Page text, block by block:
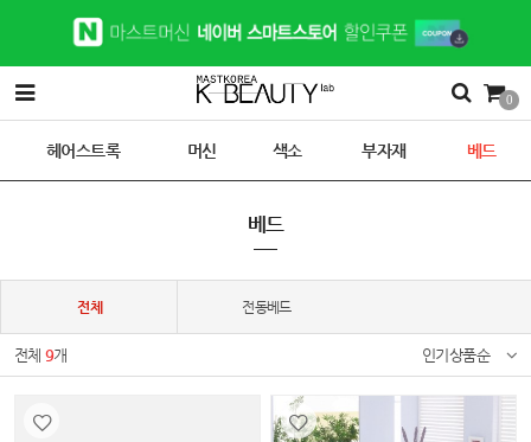
0
헤어스트록 머신 색소 부자재 베드
베드
전체 전동베드
전체9개 인기상품순